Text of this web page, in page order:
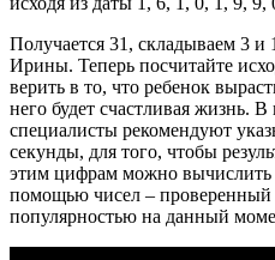
Получается 31, складываем 3 и
Ирины. Теперь посчитайте
верить в то, что ребенок
него будет счастливая жизнь.
специалисты рекомендуют
секунды, для того, чтобы
этим цифрам можно вычислить
помощью чисел – проверенный
популярностью на данный